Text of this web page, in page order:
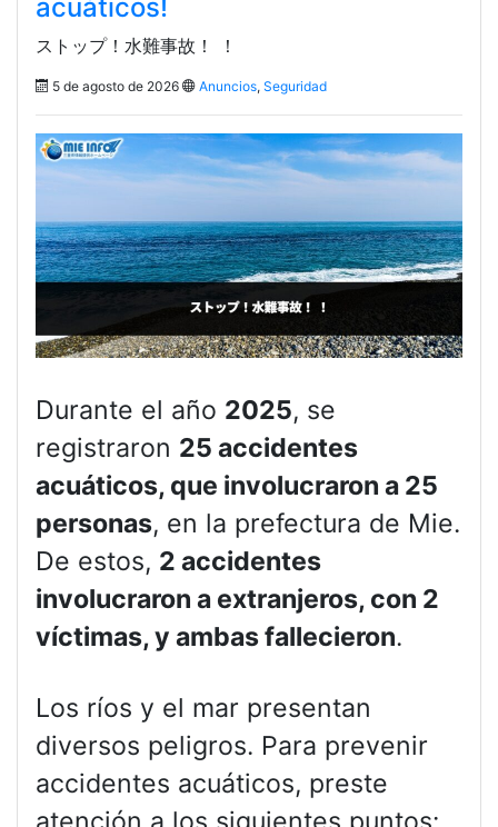
acuáticos!
ストップ！水難事故！ ！
5 de agosto de 2026 Anuncios, Seguridad
Durante el año 2025, se
registraron 25 accidentes
acuáticos, que involucraron a 25
personas, en la prefectura de Mie.
De estos, 2 accidentes
involucraron a extranjeros, con 2
víctimas, y ambas fallecieron.
Los ríos y el mar presentan
diversos peligros. Para prevenir
accidentes acuáticos, preste